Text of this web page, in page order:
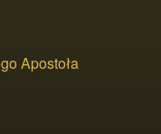
Apostoła